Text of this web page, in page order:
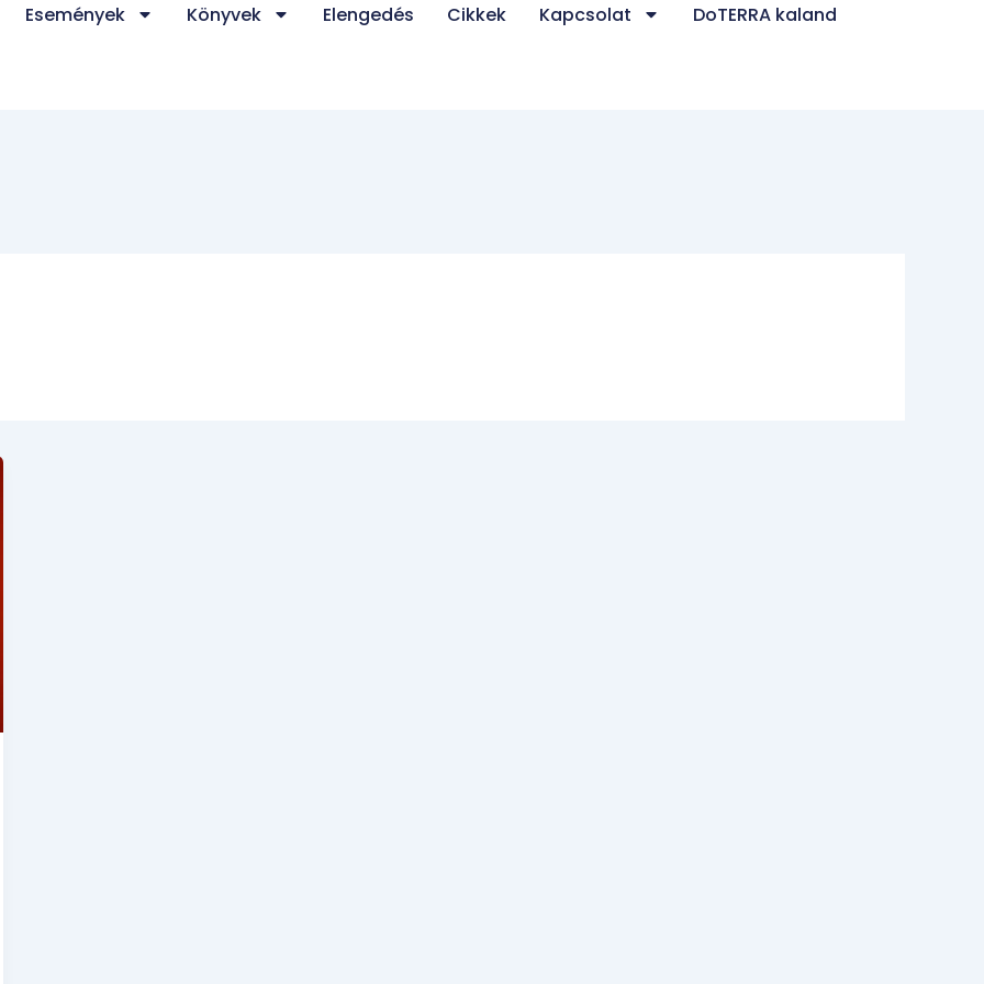
Események Könyvek Elengedés Cikkek Kapcsolat DoTERRA kaland